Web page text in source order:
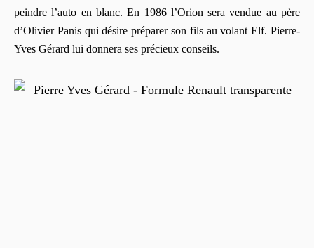
peindre l’auto en blanc. En 1986 l’Orion sera vendue au père
d’Olivier Panis qui désire préparer son fils au volant Elf. Pierre-
Yves Gérard lui donnera ses précieux conseils.